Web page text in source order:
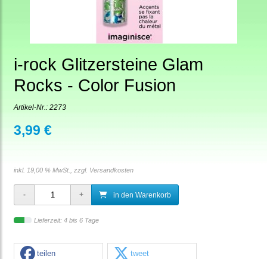
i-rock Glitzersteine Glam
Rocks - Color Fusion
Artikel-Nr.: 2273
3,99 €
inkl. 19,00 % MwSt., zzgl. Versandkosten
in den Warenkorb
Lieferzeit: 4 bis 6 Tage
teilen tweet